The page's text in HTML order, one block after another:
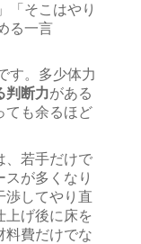
「そこはやり
る一言
す。多少体力
判断力がある
ても余るほど
、若手だけで
が多くなり
渉してやり直
上げ後に床を
料費だけでな